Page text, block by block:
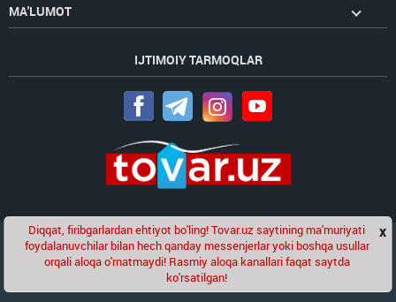
MA'LUMOT
IJTIMOIY TARMOQLAR
Golden Pageskompaniyasining loyihasi
© 2020-2026 tovar.uz | Barcha huquqlar himoyalangan
Chat x
Diqqat, firibgarlardan ehtiyot bo'ling! Tovar.uz saytining ma'muriyati
foydalanuvchilar bilan hech qanday messenjerlar yoki boshqa usullar
orqali aloqa o'rnatmaydi! Rasmiy aloqa kanallari faqat saytda
ko'rsatilgan!